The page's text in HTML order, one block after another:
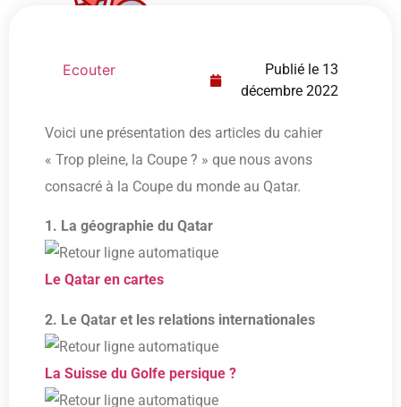
Ecouter Publié le 13
décembre 2022
Voici une présentation des articles du cahier
« Trop pleine, la Coupe ? » que nous avons
consacré à la Coupe du monde au Qatar.
1. La géographie du Qatar
Le Qatar en cartes
2. Le Qatar et les relations internationales
La Suisse du Golfe persique ?